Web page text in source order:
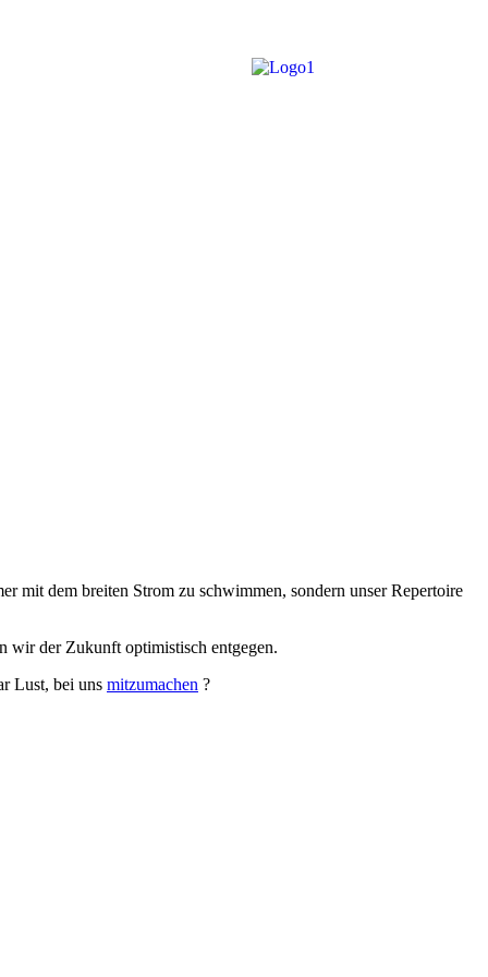
mit dem breiten Strom zu schwimmen, sondern unser Repertoire
wir der Zukunft optimistisch entgegen.
Lust, bei uns mitzumachen ?